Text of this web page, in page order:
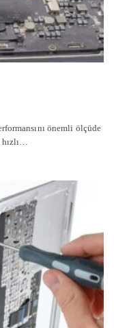
önemli ölçüde
hızlı…